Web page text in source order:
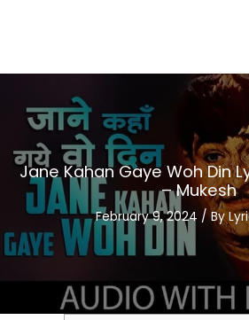
Jane Kahan Gaye Woh Din
– Mukesh
February 9, 2024 / By